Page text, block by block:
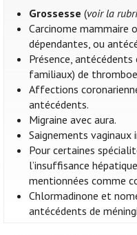
Grossesse (voir la
Carcinome mammaire
dépendantes, ou
Présence,
familiaux) de
Affections
antécédents.
Migraine avec aura.
Saignements vaginaux
Pour certaines
l’insuffisance
mentionnées comme
Chlormadinone et
antécédents de